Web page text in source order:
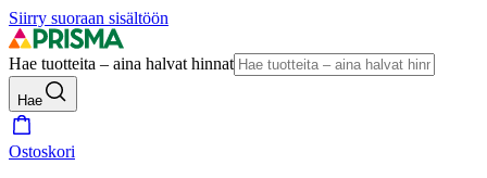
Siirry suoraan sisältöön
Hae tuotteita – aina halvat hinnat
Hae
Ostoskori